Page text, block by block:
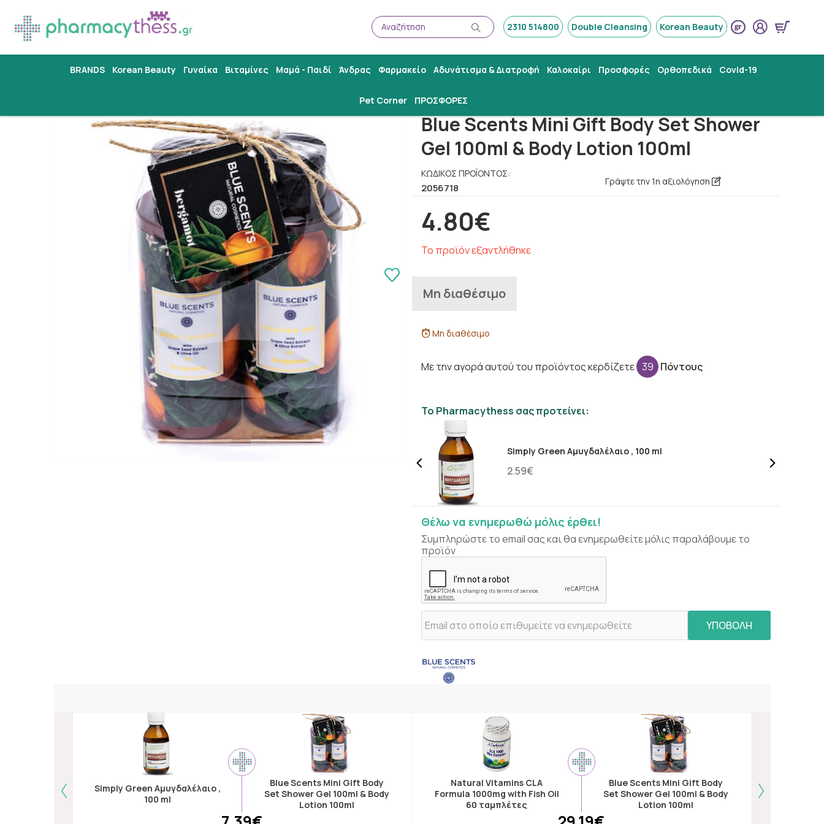
Αναζήτηση 2310 514800 Double Cleansing Korean Beauty
BRANDS Korean Beauty Γυναίκα Βιταμίνες Μαμά - Παιδί Άνδρας Φαρμακείο Αδυνάτισμα & Διατροφή Καλοκαίρι Προσφορές Ορθοπεδικά Covid-19
Pet Corner ΠΡΟΣΦΟΡΕΣ
Αναζήτηση
Blue Scents Mini Gift Body Set Shower
Gel 100ml & Body Lotion 100ml
ΚΩΔΙΚΌΣ ΠΡΟΪΌΝΤΟΣ:
2056718
Γράψτε την 1η αξιολόγηση
4.80€
Το προϊόν εξαντλήθηκε
Μη διαθέσιμο
Μη διαθέσιμο
Με την αγορά αυτού του προϊόντος κερδίζετε 39 Πόντους
Το Pharmacythess σας προτείνει:
Simply Green Αμυγδαλέλαιο , 100 ml
2.59€
Θέλω να ενημερωθώ μόλις έρθει!
Συμπληρώστε το email σας και θα ενημερωθείτε μόλις παραλάβουμε το
προϊόν
ΥΠΟΒΟΛΗ
Simply Green Αμυγδαλέλαιο ,
100 ml
Blue Scents Mini Gift Body
Set Shower Gel 100ml & Body
Lotion 100ml
Natural Vitamins CLA
Formula 1000mg with Fish Oil
60 ταμπλέτες
Blue Scents Mini Gift Body
Set Shower Gel 100ml & Body
Lotion 100ml